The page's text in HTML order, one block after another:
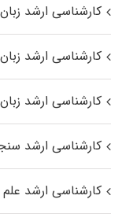
کارشناسی ارشد
کارشناسی ارشد
کارشناسی ارشد
کارشناسی ارشد
کارشناسی ارشد